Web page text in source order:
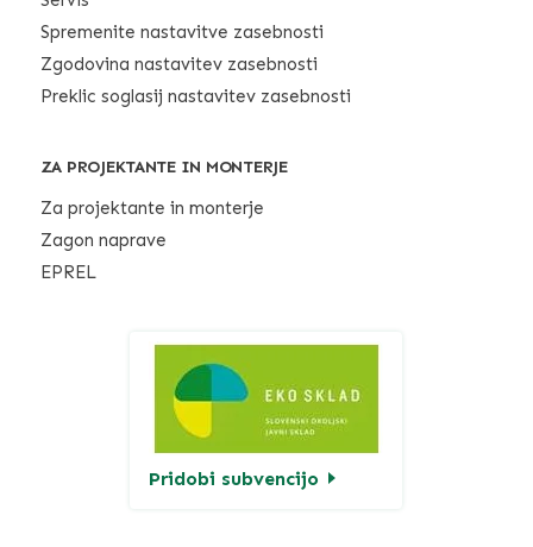
Spremenite nastavitve zasebnosti
Zgodovina nastavitev zasebnosti
Preklic soglasij nastavitev zasebnosti
ZA PROJEKTANTE IN MONTERJE
Za projektante in monterje
Zagon naprave
EPREL
Pridobi subvencijo